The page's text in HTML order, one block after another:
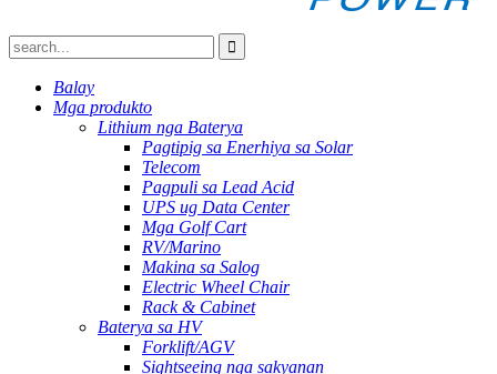
Balay
Mga produkto
Lithium nga Baterya
Pagtipig sa Enerhiya sa Solar
Telecom
Pagpuli sa Lead Acid
UPS ug Data Center
Mga Golf Cart
RV/Marino
Makina sa Salog
Electric Wheel Chair
Rack & Cabinet
Baterya sa HV
Forklift/AGV
Sightseeing nga sakyanan